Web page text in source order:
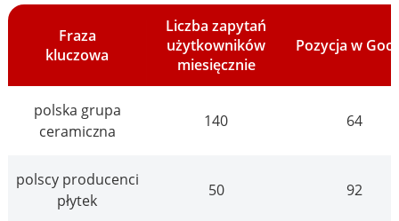
Fraza
kluczowa
Liczba zapytań
użytkowników
miesięcznie
Pozycja w
polska grupa
ceramiczna
140 64
polscy producenci
płytek
50 92